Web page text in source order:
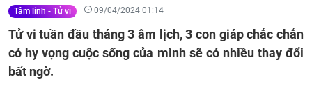
Tâm linh - Tử vi 09/04/2024 01:14
Tử vi tuần đầu tháng 3 âm lịch, 3 con giáp chắc chắn
có hy vọng cuộc sống của mình sẽ có nhiều thay đổi
bất ngờ.